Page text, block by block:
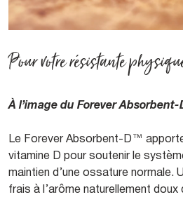
Pour votre résistante
À l’image du Forever
Le Forever Absorbent-D™
vitamine D pour soutenir le
maintien d’une ossature normale.
frais à l’arôme naturellement doux